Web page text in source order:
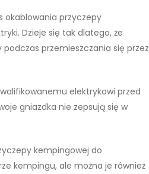
okablowania przyczepy
Dzieje się tak dlatego, że
przemieszczania się przez
elektrykowi przed
gniazdka nie zepsują się w
kempingowej do
kempingu, ale można je również